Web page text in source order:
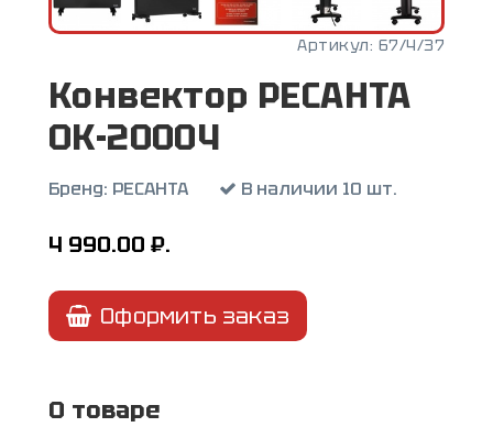
Артикул: 67/4/37
Конвектор РЕСАНТА
ОК-2000Ч
Бренд: РЕСАНТА В наличии 10 шт.
4 990.00 ₽.
Оформить заказ
О товаре